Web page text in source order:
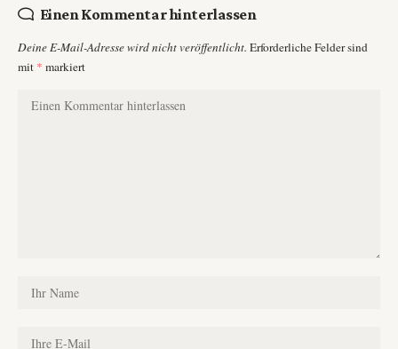
Einen Kommentar hinterlassen
Deine E-Mail-Adresse wird nicht veröffentlicht. Erforderliche Felder sind
mit * markiert